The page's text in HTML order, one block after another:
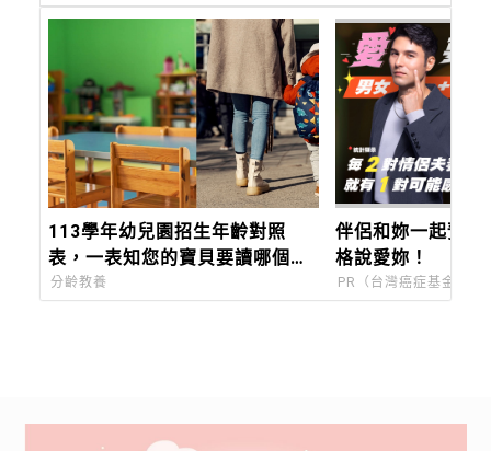
113學年幼兒園招生年齡對照
表，一表知您的寶貝要讀哪個班
別
分齡教養
伴侶和妳一起預防
格說愛妳！
PR（台灣癌症基金會）